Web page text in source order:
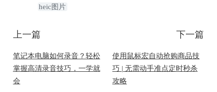
heic图片
上一篇
笔记本电脑如何录音？轻松
掌握高清录音技巧，一学就
会
下一篇
使用鼠标宏自动抢购商品技
巧 | 无需动手准点定时秒杀
攻略